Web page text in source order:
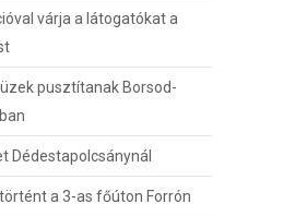
várja a látogatókat a
pusztítanak Borsod-
Dédestapolcsánynál
a 3-as főúton Forrón